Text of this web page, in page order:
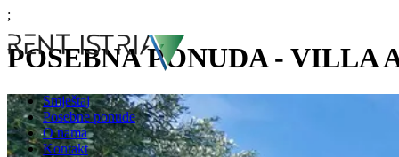
;
Smještaj
Posebne ponude
O nama
Kontakt
POSEBNA PONUDA - VILLA